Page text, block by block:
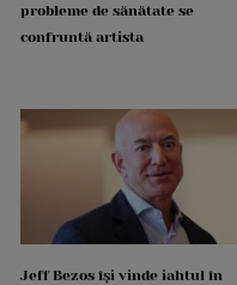
probleme de sănătate se
confruntă artista
Jeff Bezos își vinde iahtul în